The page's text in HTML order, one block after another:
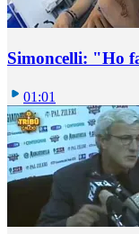
Simoncelli: "Ho
01:01